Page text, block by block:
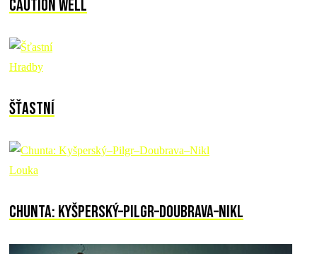
Caution Well
Hradby
Šťastní
Louka
Chunta: Kyšperský–Pilgr–Doubrava–Nikl